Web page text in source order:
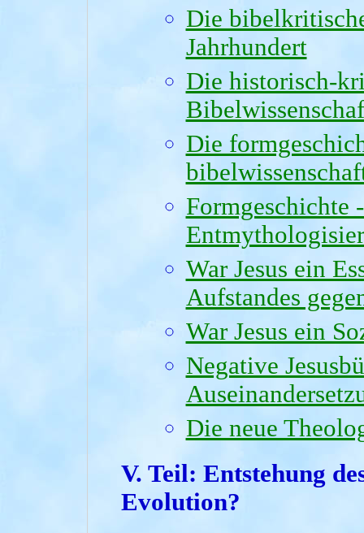
Die
Jahrhundert
Die historisch-
Die
Formgeschichte
War Jesus ein
Aufstandes
War Jesus ein
Negative
Die neue
V. Teil: Entstehung
Evolution?